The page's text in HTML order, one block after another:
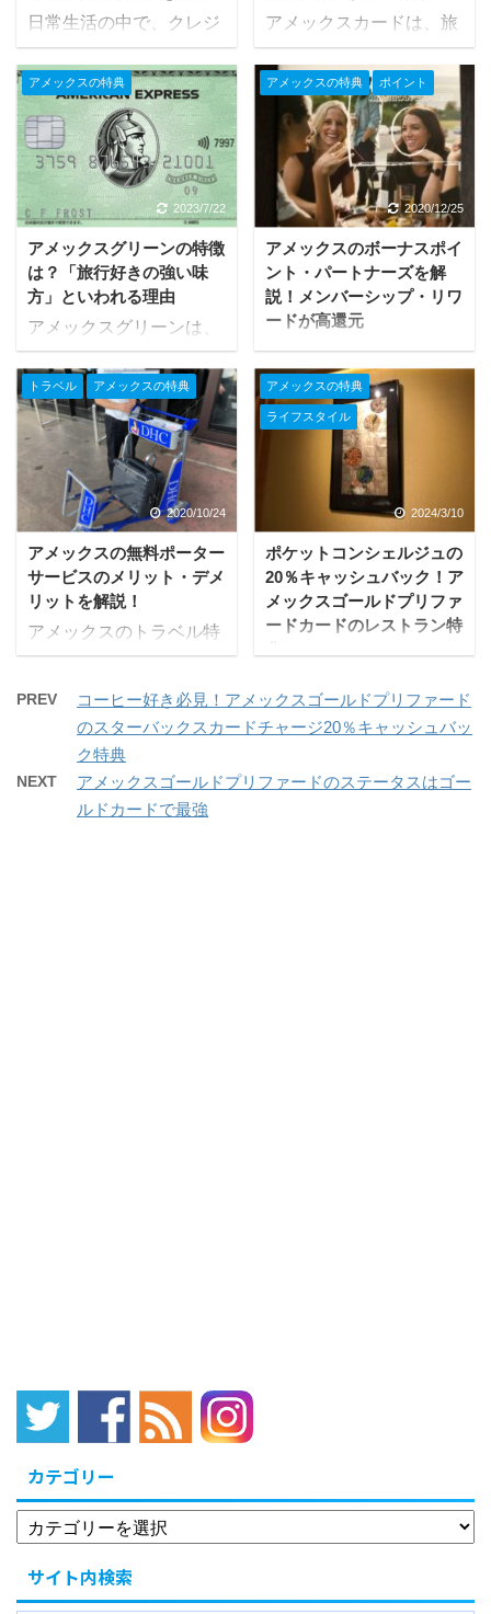
日常生活の中で、クレジ
ットカードを利用して買
い物をすることは多くの
人が行なっているのでは
ないでしょうか。 手元に
現金がない時や、買い物
をするつもりがなかった
けれど急遽その場で購入
したいものがある時、ク
レジットカードがあれば
その場で決済することが
できるのでとても便利で
す。 普段の買い物でカー
ドを利用するのはもちろ
ん、手持ちのクレジット
カードをオンラインに登
録することでさらにお得
に便利に利用することが
できます。そこでこの記
事ではアメックスのオン
ラインサービスについて
紹介します。 目次アメッ
クスのオンラインサー ...
アメックスカードは、旅
行が好きな方に適してい
るといわれるクレジット
カードです。年会費が高
額なこともあり、「旅行
は好きだがアメックスカ
ードをつくろうかどうか
迷っている」という方も
いるのではないでしょう
か。 そこでこの記事で
は、アメックスカードの
魅力的な特典や、旅行好
底解説します。アメック
スならではの特典情報を
得ることが可能です。グ
リーンとゴールドはもち
ろん、プラチナの特典に
ついて知るためにも役立
つでしょう。 目次アメッ
クスの特徴ステータスが
高いカード<h3>トラベル
&amp ...
アメックスの特典
2023/7/22
アメックスグリーンの特徴
は？「旅行好きの強い味
方」といわれる理由
アメックスグリーンは、
旅行・出張の機会が多い
方に適しているといわれ
るクレジットカードで
す。年会費が高額なこと
もあり、「旅行は好きだ
がアメックスグリーンを
つくろうかどうか迷って
いる」という方もいるの
ではないでしょうか。 そ
こでこの記事では、アメ
ックスグリーンの魅力的
な特徴や、旅行好きに向
します。 アメックスなら
ではの特典情報を得るこ
とが可能です。グリーン
はもちろん、ゴールドカ
ードやプラチナカードと
アメックスの特典 ポイント
2020/12/25
アメックスのボーナスポイ
ント・パートナーズを解
説！メンバーシップ・リワ
ードが高還元
アメリカン・エキスプレ
スには「ボーナスポイン
ト・パートナーズ」とい
う仕組みがあります。 提
携店でアメックスの対象
カードを利用すると、メ
ンバーシップ・リワード
のポイントが通常よりも
多く貯まるのが特徴とな
っています。 一般加盟店
は1％のところ、なんと
トアップの内容ボーナス
ポイント獲得の例代表的
1.5％還元対象カード・
トラベル アメックスの特典
2020/10/24
アメックスの無料ポーター
サービスのメリット・デメ
リットを解説！
アメックスのトラベル特
典の一つとして、空港に
時の両方）に、手荷物を
運んでくれる「無料ポー
ターサービス」がありま
す。 出国時はJAL ABCの
スタッフが駅の改札・バ
アメックスの特典
ライフスタイル
2024/3/10
ポケットコンシェルジュの
20％キャッシュバック！ア
メックスゴールドプリファ
ードカードのレストラン特
スのアメックスゴールド
プリファードカードは、
するための特典を提供し
PREV
コーヒー好き必見！アメックスゴールドプリファード
のスターバックスカードチャージ20％キャッシュバッ
ク特典
NEXT
アメックスゴールドプリファードのステータスはゴー
ルドカードで最強
カテゴリー
サイト内検索